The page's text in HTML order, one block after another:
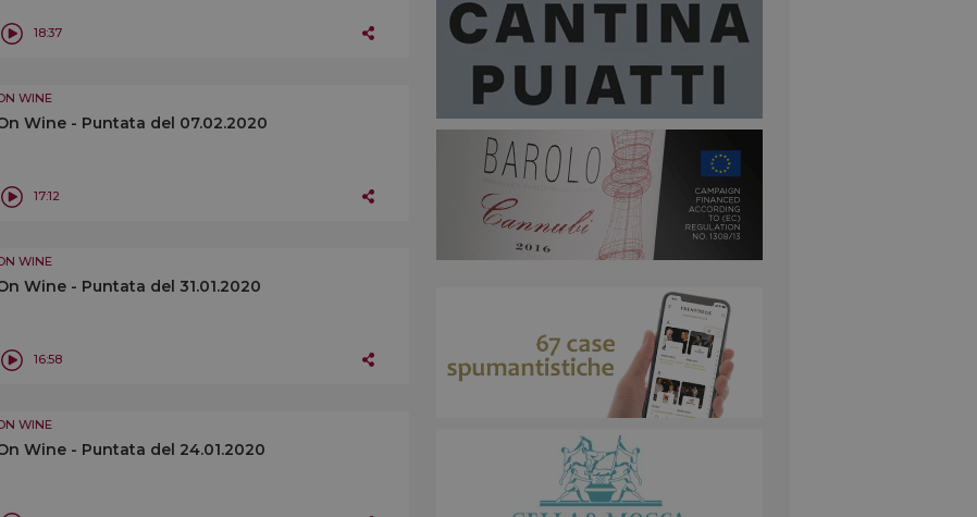
18:37
WINE
Wine - Puntata del 07.02.2020
17:12
WINE
Wine - Puntata del 31.01.2020
16:58
WINE
Wine - Puntata del 24.01.2020